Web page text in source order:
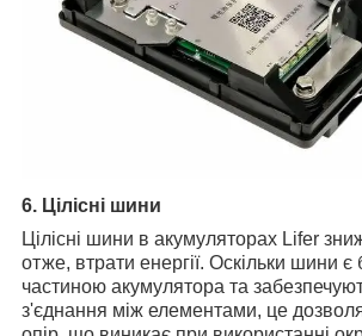
6. Цілісні шини
Цілісні шини в акумуляторах Lifer
отже, втрати енергії. Оскільки шини
частиною акумулятора та
з'єднання між елементами, це